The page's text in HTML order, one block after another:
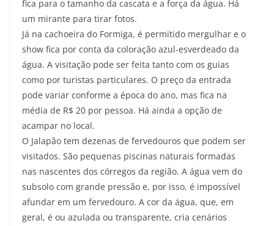
fica para o tamanho da cascata e a força da água. Há
um mirante para tirar fotos.
Já na cachoeira do Formiga, é permitido mergulhar e o
show fica por conta da coloração azul-esverdeado da
água. A visitação pode ser feita tanto com os guias
como por turistas particulares. O preço da entrada
pode variar conforme a época do ano, mas fica na
média de R$ 20 por pessoa. Há ainda a opção de
acampar no local.
O Jalapão tem dezenas de fervedouros que podem ser
visitados. São pequenas piscinas naturais formadas
nas nascentes dos córregos da região. A água vem do
subsolo com grande pressão e, por isso, é impossível
afundar em um fervedouro. A cor da água, que, em
geral, é ou azulada ou transparente, cria cenários